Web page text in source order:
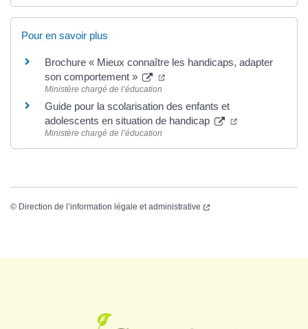
Pour en savoir plus
Brochure « Mieux connaître les handicaps, adapter
son comportement »
Ministère chargé de l’éducation
Guide pour la scolarisation des enfants et
adolescents en situation de handicap
Ministère chargé de l’éducation
© Direction de l’information légale et administrative